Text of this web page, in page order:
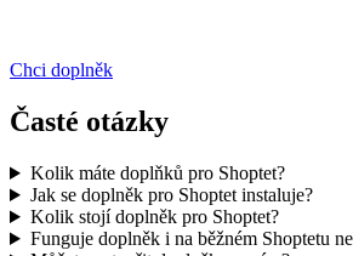
Chci doplněk
Časté otázky
Kolik máte doplňků pro Shoptet?
Jak se doplněk pro Shoptet instaluje?
Kolik stojí doplněk pro Shoptet?
Funguje doplněk i na běžném Shoptetu